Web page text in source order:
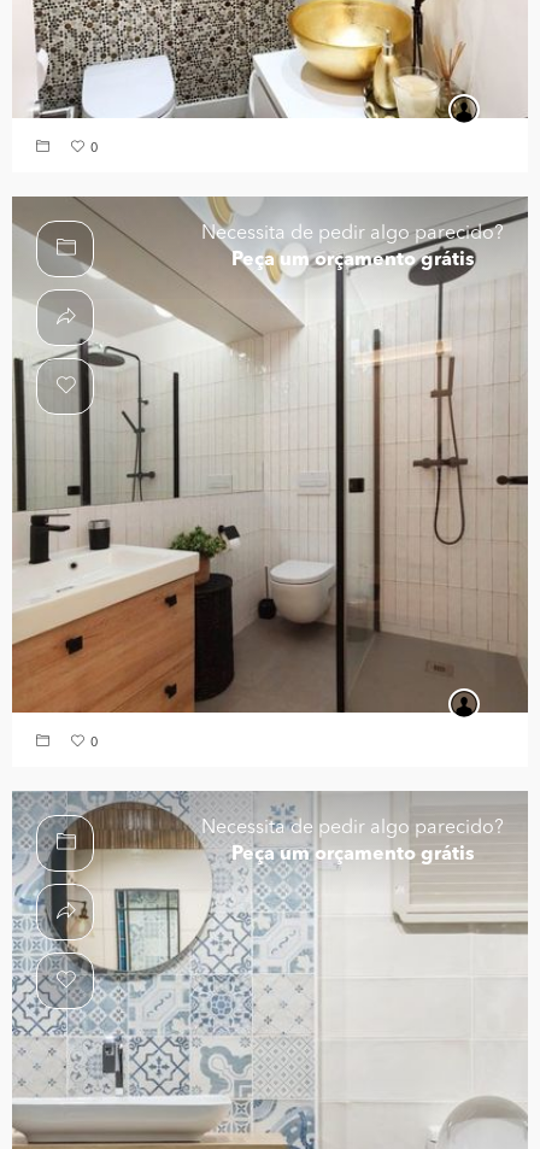
0
Necessita de pedir algo parecido?
Peça um orçamento grátis
0
Necessita de pedir algo parecido?
Peça um orçamento grátis